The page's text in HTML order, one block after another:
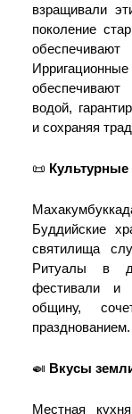
взращивали
поколение
водой,
и сохраняя
📜
Буддийские
святилища
Ритуалы в
фестивали и
общину,
празднованием.
🍛 Вкусы
Местная